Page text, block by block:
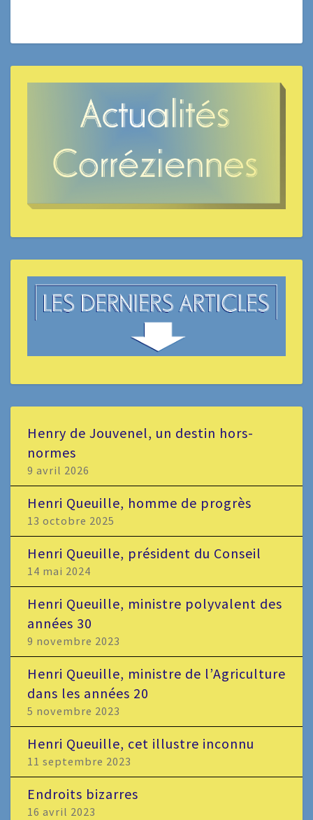
Henry de Jouvenel, un destin hors-
normes
9 avril 2026
Henri Queuille, homme de progrès
13 octobre 2025
Henri Queuille, président du Conseil
14 mai 2024
Henri Queuille, ministre polyvalent des
années 30
9 novembre 2023
Henri Queuille, ministre de l’Agriculture
dans les années 20
5 novembre 2023
Henri Queuille, cet illustre inconnu
11 septembre 2023
Endroits bizarres
16 avril 2023